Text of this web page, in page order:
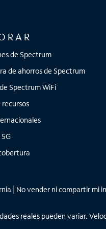
de Spectrum
de ahorros de Spectrum
Spectrum WiFi
No vender ni compartir mi
reales pueden variar.